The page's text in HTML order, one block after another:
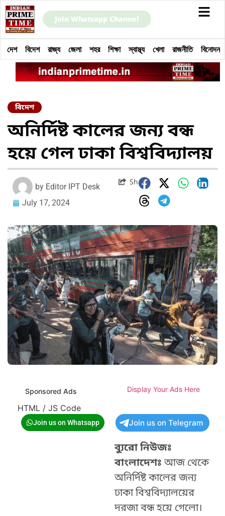
Join Whatsapp Channel
দেশ বিদেশ রাজ্য জেলা শহর শিক্ষা স্বাস্থ্য খেলা রাজনীতি বিনোদন
বিদেশ
অনির্দিষ্ট কালের জন্য বন্ধ
হয়ে গেল ঢাকা বিশ্ববিদ্যালয়
by Editor IPT Desk
July 17, 2024
Share
Sponsored Ads Display Your Ads Here
HTML / JS Code
Join us on Whatsapp Join us on Telegram
ব্যুরো নিউজঃ
বাংলাদেশঃআজ থেকে
অনির্দিষ্ট কালের জন্য
ঢাকা বিশ্ববিদ্যালয়ের
দরজা বন্ধ হয়ে গেলো।